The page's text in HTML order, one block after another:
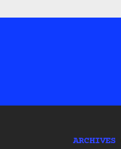
ARCHIVES